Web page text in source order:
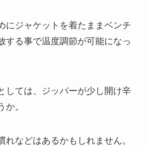
にジャケットを着たままベンチ
する事で温度調節が可能になっ
しては、ジッパーが少し開け辛
か。
れなどはあるかもしれません。